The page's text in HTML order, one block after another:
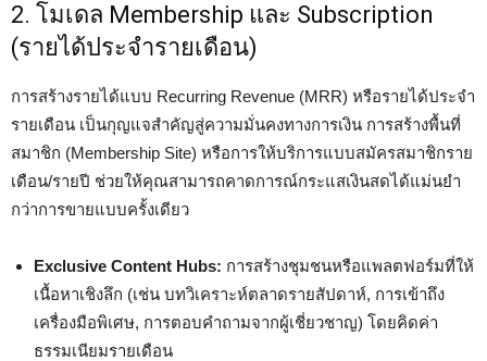
2. โมเดล Membership และ Subscription
(รายได้ประจำรายเดือน)
การสร้างรายได้แบบ Recurring Revenue (MRR) หรือรายได้ประจำ
รายเดือน เป็นกุญแจสำคัญสู่ความมั่นคงทางการเงิน การสร้างพื้นที่
สมาชิก (Membership Site) หรือการให้บริการแบบสมัครสมาชิกราย
เดือน/รายปี ช่วยให้คุณสามารถคาดการณ์กระแสเงินสดได้แม่นยำ
กว่าการขายแบบครั้งเดียว
Exclusive Content Hubs: การสร้างชุมชนหรือแพลตฟอร์มที่ให้
เนื้อหาเชิงลึก (เช่น บทวิเคราะห์ตลาดรายสัปดาห์, การเข้าถึง
เครื่องมือพิเศษ, การตอบคำถามจากผู้เชี่ยวชาญ) โดยคิดค่า
ธรรมเนียมรายเดือน